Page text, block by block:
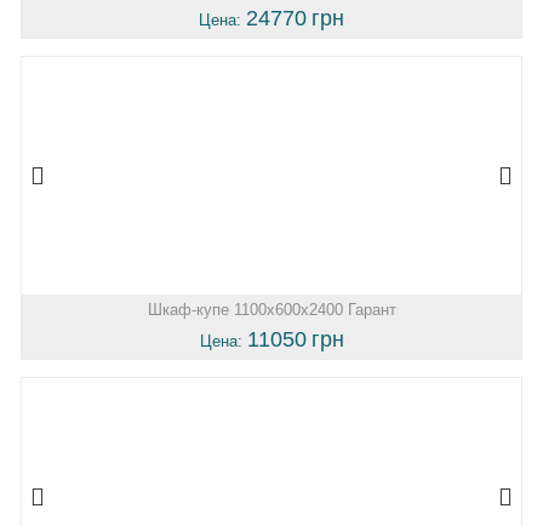
Цена: 24770 грн
Шкаф-купе 1100х600х2400 Гарант
Цена: 11050 грн